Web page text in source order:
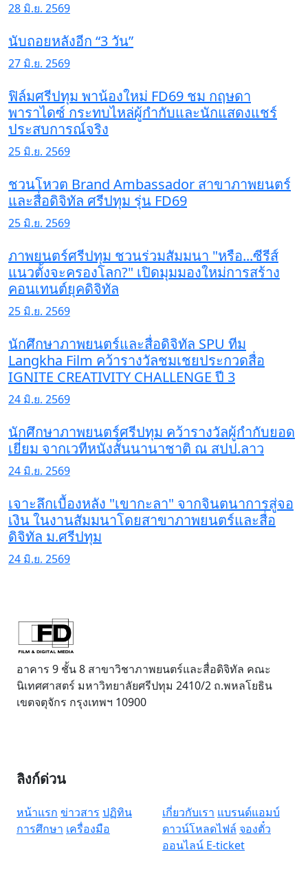
28 มิ.ย. 2569
นับถอยหลังอีก “3 วัน”
27 มิ.ย. 2569
ฟิล์มศรีปทุม พาน้องใหม่ FD69 ชม กฤษดา
พาราไดซ์ กระทบไหล่ผู้กำกับและนักแสดงแชร์
ประสบการณ์จริง
25 มิ.ย. 2569
ชวนโหวต Brand Ambassador สาขาภาพยนตร์
และสื่อดิจิทัล ศรีปทุม รุ่น FD69
25 มิ.ย. 2569
ภาพยนตร์ศรีปทุม ชวนร่วมสัมมนา "หรือ...ซีรีส์
แนวตั้งจะครองโลก?" เปิดมุมมองใหม่การสร้าง
คอนเทนต์ยุคดิจิทัล
25 มิ.ย. 2569
นักศึกษาภาพยนตร์และสื่อดิจิทัล SPU ทีม
Langkha Film คว้ารางวัลชมเชยประกวดสื่อ
IGNITE CREATIVITY CHALLENGE ปี 3
24 มิ.ย. 2569
นักศึกษาภาพยนตร์ศรีปทุม คว้ารางวัลผู้กำกับยอด
เยี่ยม จากเวทีหนังสั้นนานาชาติ ณ สปป.ลาว
24 มิ.ย. 2569
เจาะลึกเบื้องหลัง "เขากะลา" จากจินตนาการสู่จอ
เงิน ในงานสัมมนาโดยสาขาภาพยนตร์และสื่อ
ดิจิทัล ม.ศรีปทุม
24 มิ.ย. 2569
อาคาร 9 ชั้น 8 สาขาวิชาภาพยนตร์และสื่อดิจิทัล คณะ
นิเทศศาสตร์ มหาวิทยาลัยศรีปทุม 2410/2 ถ.พหลโยธิน
เขตจตุจักร กรุงเทพฯ 10900
ลิงก์ด่วน
หน้าแรก ข่าวสาร ปฏิทิน
การศึกษา เครื่องมือ
เกี่ยวกับเรา แบรนด์แอมบ์
ดาวน์โหลดไฟล์ จองตั๋ว
ออนไลน์ E-ticket